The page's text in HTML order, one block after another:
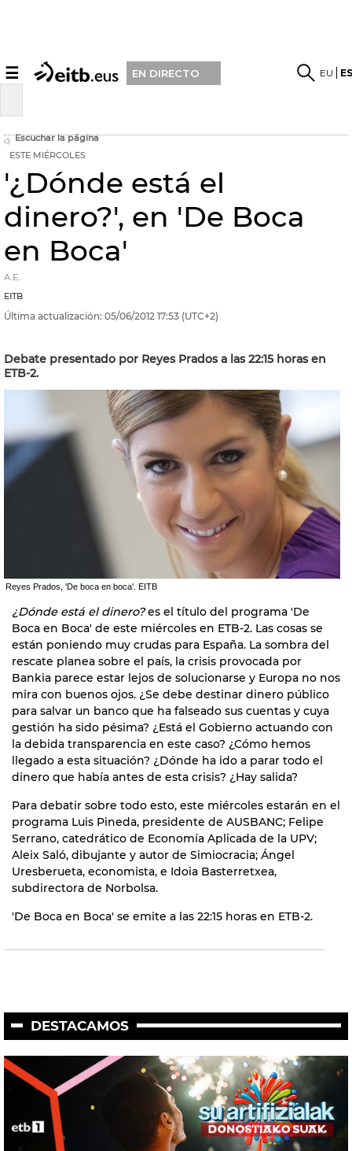
☰ EN DIRECTO EU
Escuchar la página
ESTE MIÉRCOLES
'¿Dónde está el
dinero?', en 'De Boca
en Boca'
A.E.
EITB
Última actualización: 05/06/2012 17:53 (UTC+2)
Debate presentado por Reyes Prados a las 22:15 horas en
ETB-2.
Reyes Prados, 'De boca en boca'. EITB
¿Dónde está el dinero?es el título del programa 'De
Boca en Boca' de este miércoles en ETB-2. Las cosas se
están poniendo muy crudas para España. La sombra del
rescate planea sobre el país, la crisis provocada por
Bankia parece estar lejos de solucionarse y Europa no nos
mira con buenos ojos. ¿Se debe destinar dinero público
para salvar un banco que ha falseado sus cuentas y cuya
gestión ha sido pésima? ¿Está el Gobierno actuando con
la debida transparencia en este caso? ¿Cómo hemos
llegado a esta situación? ¿Dónde ha ido a parar todo el
dinero que había antes de esta crisis? ¿Hay salida?
Para debatir sobre todo esto, este miércoles estarán en el
programa Luis Pineda, presidente de AUSBANC; Felipe
Serrano, catedrático de Economía Aplicada de la UPV;
Aleix Saló, dibujante y autor de Simiocracia; Ángel
Uresberueta, economista, e Idoia Basterretxea,
subdirectora de Norbolsa.
'De Boca en Boca' se emite a las 22:15 horas en ETB-2.
DESTACAMOS